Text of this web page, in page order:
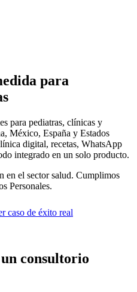
para
para pediatras, clínicas y
México, España y Estados
digital, recetas, WhatsApp
integrado en un solo producto.
en el sector salud. Cumplimos
Personales.
caso de éxito real
consultorio